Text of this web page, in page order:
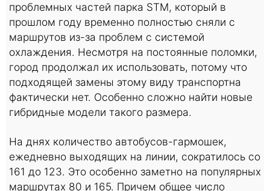
проблемных частей парка STM, который в
прошлом году временно полностью сняли с
маршрутов из-за проблем с системой
охлаждения. Несмотря на постоянные поломки,
город продолжал их использовать, потому что
подходящей замены этому виду транспортна
фактически нет. Особенно сложно найти новые
гибридные модели такого размера.
На днях количество автобусов-гармошек,
ежедневно выходящих на линии, сократилось со
161 до 123. Это особенно заметно на популярных
маршрутах 80 и 165. Причем общее число